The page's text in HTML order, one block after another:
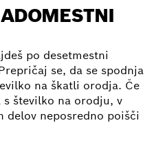
po desetmestni
se, da se spodnja
na škatli orodja. Če
s številko na orodju, v
delov neposredno poišči